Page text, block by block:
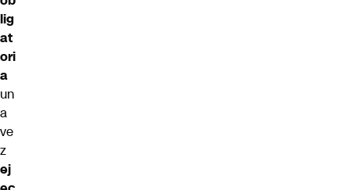
lig
at
ori
a
un
a
ve
z
ej